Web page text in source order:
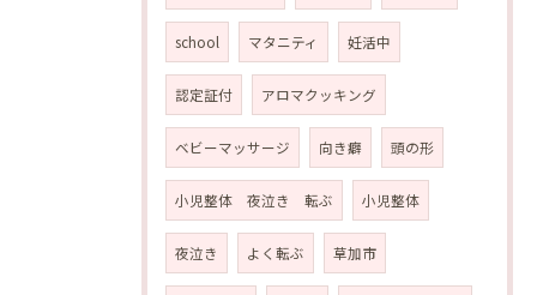
school マタニティ 妊活中
認定証付 アロマクッキング
ベビーマッサージ 向き癖 頭の形
小児整体 夜泣き 転ぶ 小児整体
夜泣き よく転ぶ 草加市